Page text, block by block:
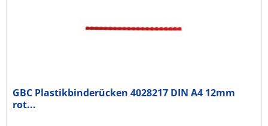
GBC Plastikbinderücken 4028217 DIN A4 12mm
rot...